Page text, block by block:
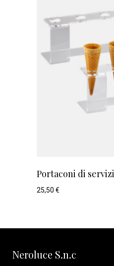
Portaconi di
25,50 €
Neroluce S.n.c